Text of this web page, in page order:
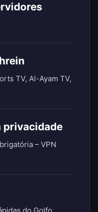
TV, Al-Ayam TV,
privacidade
– VPN